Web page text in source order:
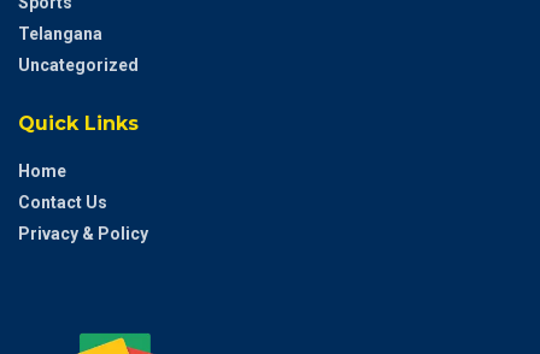
Telangana
Uncategorized
Quick Links
Home
Contact Us
Privacy & Policy